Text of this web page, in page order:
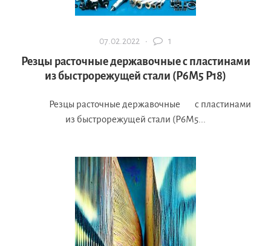
07.02.2022 · 1
Резцы расточные державочные с пластинами
из быстрорежущей стали (Р6М5 Р18)
Резцы расточные державочные с пластинами
из быстрорежущей стали (Р6М5...